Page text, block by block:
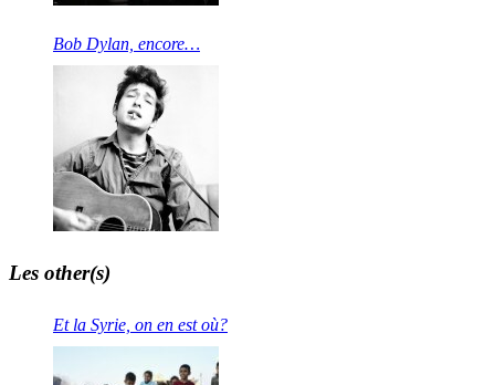
Bob Dylan, encore…
Les other(s)
Et la Syrie, on en est où?